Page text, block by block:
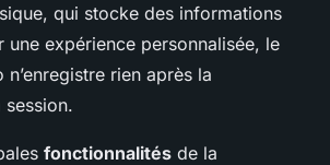
qui stocke des informations
expérience personnalisée, le
rien après la
fonctionnalités de la